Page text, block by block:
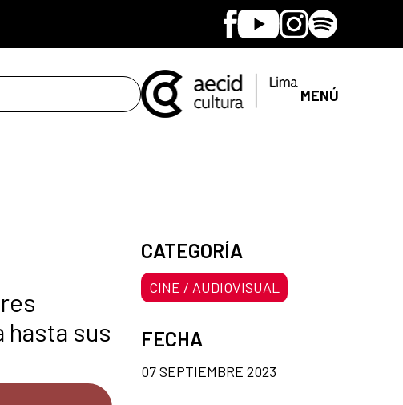
Facebook
YoutubeInstagram
Spotify
MENÚ
hasta sus
CATEGORÍA
CINE / AUDIOVISUAL
FECHA
07 SEPTIEMBRE 2023